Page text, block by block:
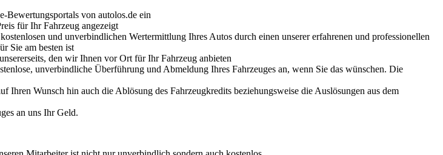
Bewertungsportals von autolos.de ein
für Ihr Fahrzeug angezeigt
und unverbindlichen Wertermittlung Ihres Autos durch einen unserer erfahrenen und professionellen
Sie am besten ist
den wir Ihnen vor Ort für Ihr Fahrzeug anbieten
unverbindliche Überführung und Abmeldung Ihres Fahrzeuges an, wenn Sie das wünschen. Die
Wunsch hin auch die Ablösung des Fahrzeugkredits beziehungsweise die Auslösungen aus dem
an uns Ihr Geld.